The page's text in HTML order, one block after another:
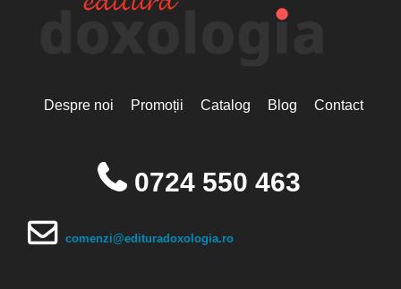
Despre noi Promoții Catalog Blog Contact
0724 550 463
comenzi@edituradoxologia.ro